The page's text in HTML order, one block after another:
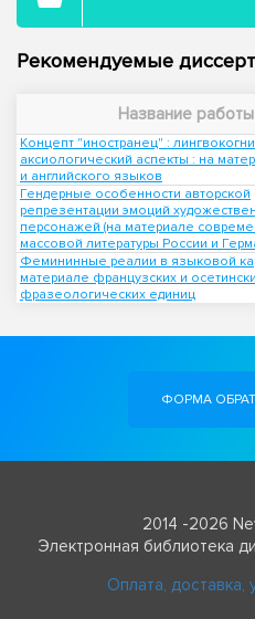
Рекомендуемые
Название работы
Концепт "иностранец" :
аксиологический аспекты : на
и английского языков
Гендерные особенности авторской
репрезентации эмоций
персонажей (на материале
массовой литературы России и
Фемининные реалии в языковой
материале французских и
фразеологических единиц
ФОРМА
2014 -2026
Электронная библиотека
Оплата, доставка,